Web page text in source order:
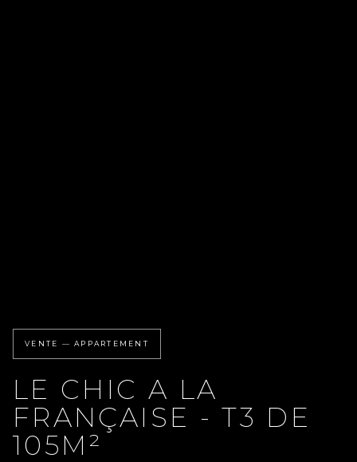
VENTE — APPARTEMENT
LE CHIC A LA
FRANÇAISE - T3 DE
105M²